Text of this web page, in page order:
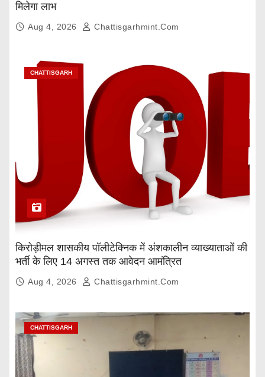
मिलेगा लाभ
Aug 4, 2026 Chattisgarhmint.com
CHATTISGARH
किरोड़ीमल शासकीय पॉलीटेक्निक में अंशकालीन व्याख्याताओं की
भर्ती के लिए 14 अगस्त तक आवेदन आमंत्रित
Aug 4, 2026 Chattisgarhmint.com
CHATTISGARH